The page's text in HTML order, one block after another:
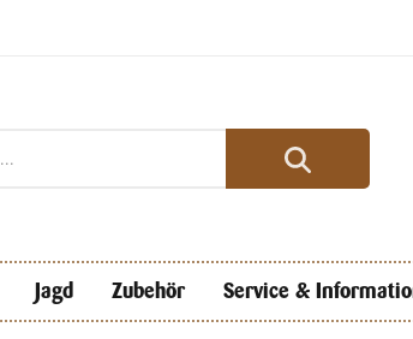
Jagd Zubehör Service &